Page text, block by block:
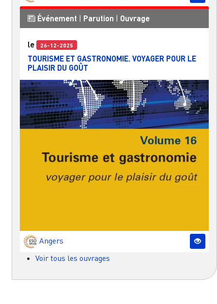
Événement Parution Ouvrage
le 26-12-2025
TOURISME ET GASTRONOMIE. VOYAGER POUR LE
PLAISIR DU GOÛT
Angers
Voir tous les ouvrages